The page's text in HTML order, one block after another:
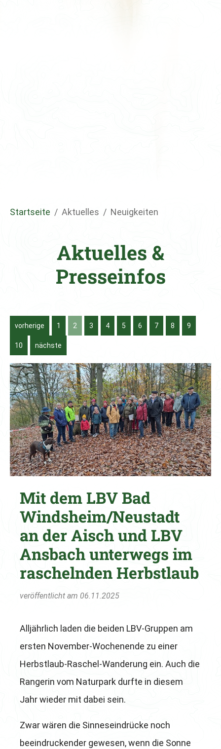
Startseite Aktuelles Neuigkeiten
Aktuelles &
Presseinfos
vorherige 1 2 3 4 5 6 7 8 9
10 nächste
Mit dem LBV Bad
Windsheim/Neustadt
an der Aisch und LBV
Ansbach unterwegs im
raschelnden Herbstlaub
veröffentlicht am 06.11.2025
Alljährlich laden die beiden LBV-Gruppen am
ersten November-Wochenende zu einer
Herbstlaub-Raschel-Wanderung ein. Auch die
Rangerin vom Naturpark durfte in diesem
Jahr wieder mit dabei sein.
Zwar wären die Sinneseindrücke noch
beeindruckender gewesen, wenn die Sonne